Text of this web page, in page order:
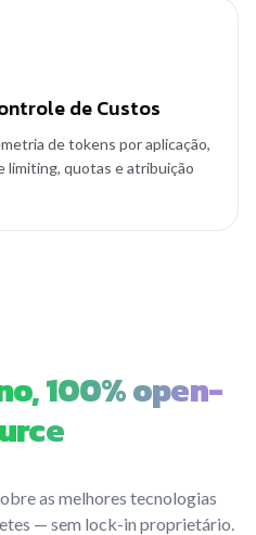
de Custos
de tokens por aplicação,
limiting, quotas e atribuição
100% open-
as melhores tecnologias
— sem lock-in proprietário.